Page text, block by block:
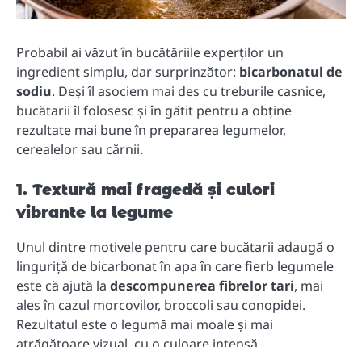
Probabil ai văzut în bucătăriile experților un
ingredient simplu, dar surprinzător: bicarbonatul de
sodiu. Deși îl asociem mai des cu treburile casnice,
bucătarii îl folosesc și în gătit pentru a obține
rezultate mai bune în prepararea legumelor,
cerealelor sau cărnii.
1. Textură mai fragedă și culori
vibrante la legume
Unul dintre motivele pentru care bucătarii adaugă o
linguriță de bicarbonat în apa în care fierb legumele
este că ajută la descompunerea fibrelor tari, mai
ales în cazul morcovilor, broccoli sau conopidei.
Rezultatul este o legumă mai moale și mai